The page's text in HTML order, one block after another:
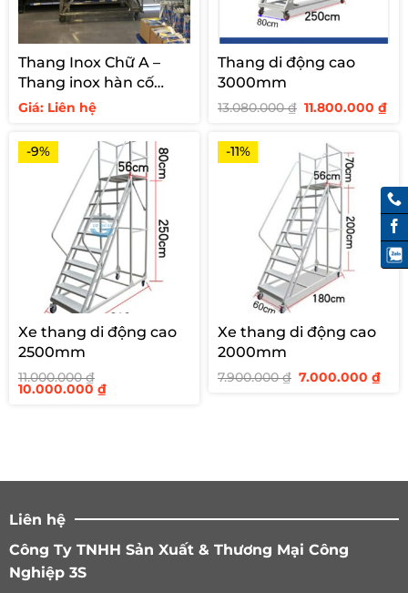
Thang Inox Chữ A –
Thang inox hàn cố
định cho siêu thị
Giá: Liên hệ
Thang di động cao
3000mm
13.080.000₫ Giá
gốc
13.080.000 ₫.
11.800.000₫Giá
-9%
Xe thang di động cao
2500mm
11.000.000₫
Giá
gốc
10.000.000 ₫Giá
-11%
Xe thang di động cao
2000mm
7.900.000₫ Giá
gốc
7.000.000₫Giá
Liên hệ
Công Ty TNHH Sản Xuất & Thương Mại Công
Nghiệp 3S